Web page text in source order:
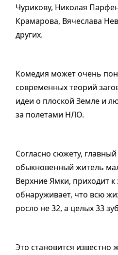
Чурикову, Николая
Крамарова, Вячеслава
других.
Комедия может очень
современных теорий
идеи о плоской Земле и
за полетами НЛО.
Согласно сюжету,
обыкновенный житель
Верхние Ямки, приходит к
обнаруживает, что всю
росло не 32, а целых 33
Это становится известно